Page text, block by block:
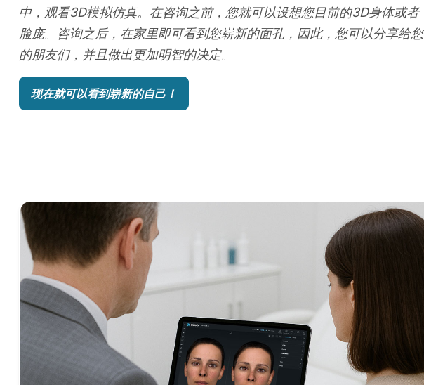
中，观看3D模拟仿真。在咨询之前，您就可以设想您目前的3D身体或者
脸庞。咨询之后，在家里即可看到您崭新的面孔，因此，您可以分享给您
的朋友们，并且做出更加明智的决定。
现在就可以看到崭新的自己！